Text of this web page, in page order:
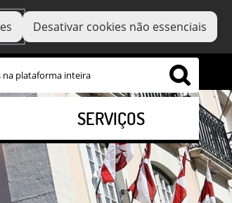
Desativar cookies não essenciais
SERVIÇOS